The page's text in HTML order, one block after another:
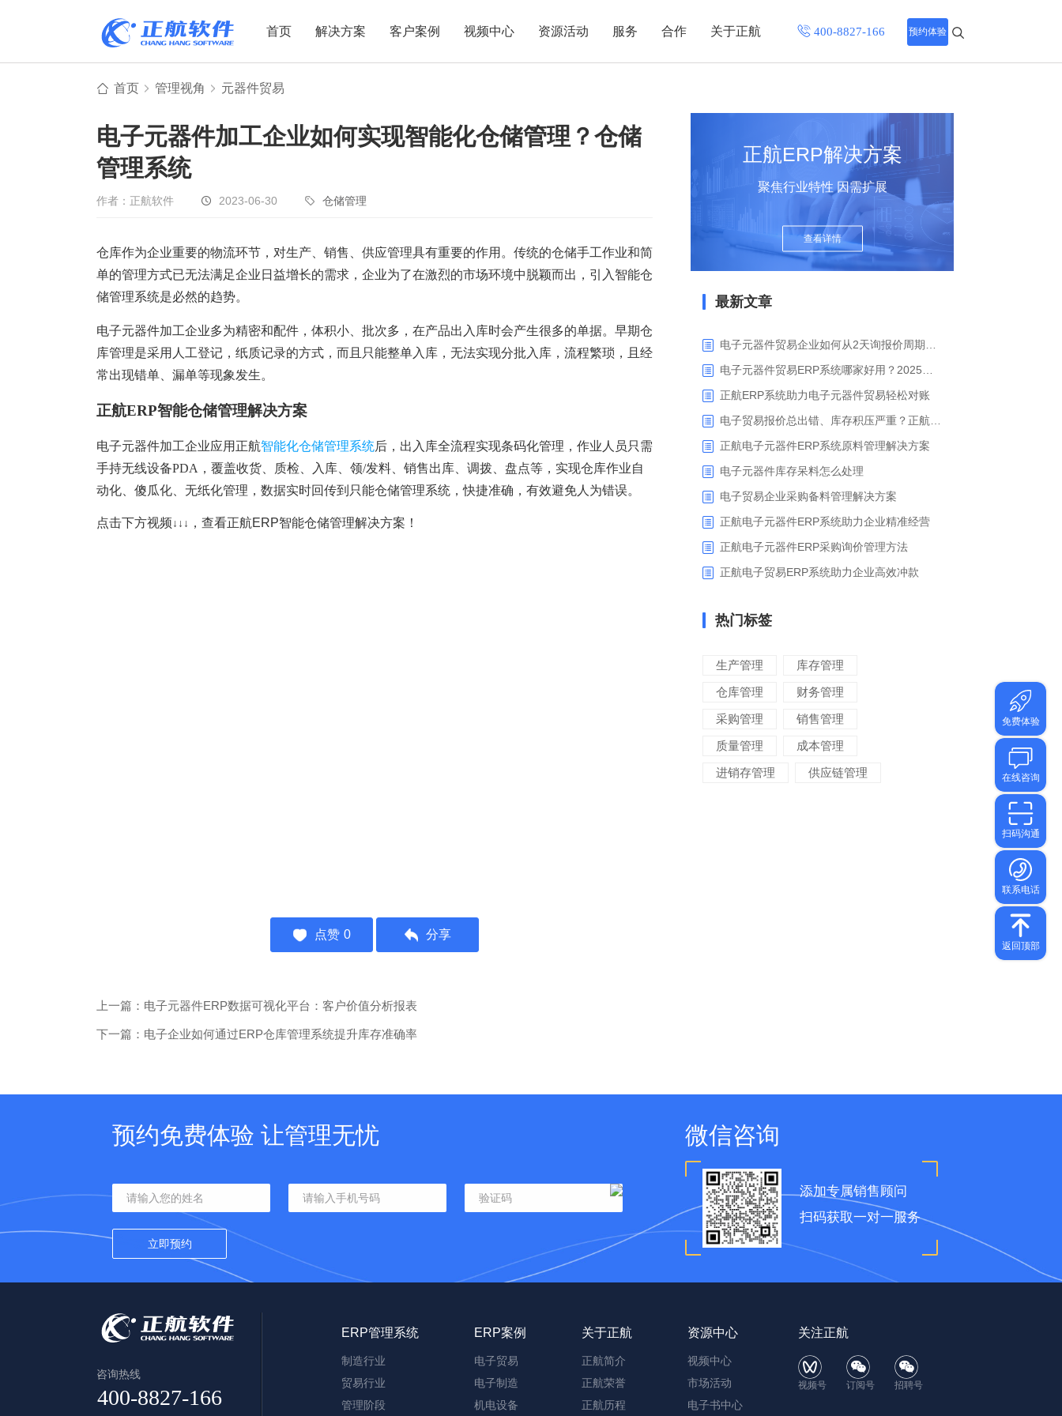
首页 解决方案
设备制造
非标自动化
家用电器
装备制造
机械行业
五金行业
PCB行业
塑胶加工
智能制造
查看更多>
电子贸易
贸易行业
IC贸易行业
项目型接单
工贸一体型
整合型贸易
查看更多>
生产管理
成本核算
财务管理
研发管理
数字车间
APS排程
智能物流
报价接单
物料齐套
数据可视化
客户案例
机电设备 家用电器 电子制造
视频中心 资源活动
市场活动
服务
售后服务
合作 关于正航
正航简介
联系正航
网站导航
预约体验
首页 管理视角 元器件贸易
电子元器件加工企业如何实现智能化仓储管理？仓储
管理系统
作者：正航软件 2023-06-30 仓储管理
仓库作为企业重要的物流环节，对生产、销售、供应管理具有重要的作用。传统的仓储手工作业和简
单的管理方式已无法满足企业日益增长的需求，企业为了在激烈的市场环境中脱颖而出，引入智能仓
储管理系统是必然的趋势。
电子元器件加工企业多为精密和配件，体积小、批次多，在产品出入库时会产生很多的单据。早期仓
库管理是采用人工登记，纸质记录的方式，而且只能整单入库，无法实现分批入库，流程繁琐，且经
常出现错单、漏单等现象发生。
正航ERP智能仓储管理解决方案
电子元器件加工企业应用正航智能化仓储管理系统后，出入库全流程实现条码化管理，作业人员只需
手持无线设备PDA，覆盖收货、质检、入库、领/发料、销售出库、调拨、盘点等，实现仓库作业自
动化、傻瓜化、无纸化管理，数据实时回传到只能仓储管理系统，快捷准确，有效避免人为错误。
点击下方视频↓↓↓ ，查看正航ERP智能仓储管理解决方案！
点赞 0 分享
上一篇：电子元器件ERP数据可视化平台：客户价值分析报表
下一篇：电子企业如何通过ERP仓库管理系统提升库存准确率
正航ERP解决方案
聚焦行业特性 因需扩展
查看详情
最新文章
正航ERP系统助力电子元器件贸易轻松对账
正航电子元器件ERP系统原料管理解决方案
电子元器件库存呆料怎么处理
电子贸易企业采购备料管理解决方案
正航电子元器件ERP系统助力企业精准经营
正航电子元器件ERP采购询价管理方法
正航电子贸易ERP系统助力企业高效冲款
热门标签
生产管理
库存管理
仓库管理
财务管理
采购管理
销售管理
质量管理
成本管理
进销存管理
供应链管理
预约免费体验 让管理无忧 微信咨询
添加专属销售顾问
扫码获取一对一服务
咨询热线
ERP管理系统
制造行业
贸易行业
管理阶段
ERP案例
电子贸易
电子制造
机电设备
关于正航
正航简介
正航荣誉
正航历程
资源中心
视频中心
市场活动
电子书中心
关注正航
视频号 订阅号 招聘号